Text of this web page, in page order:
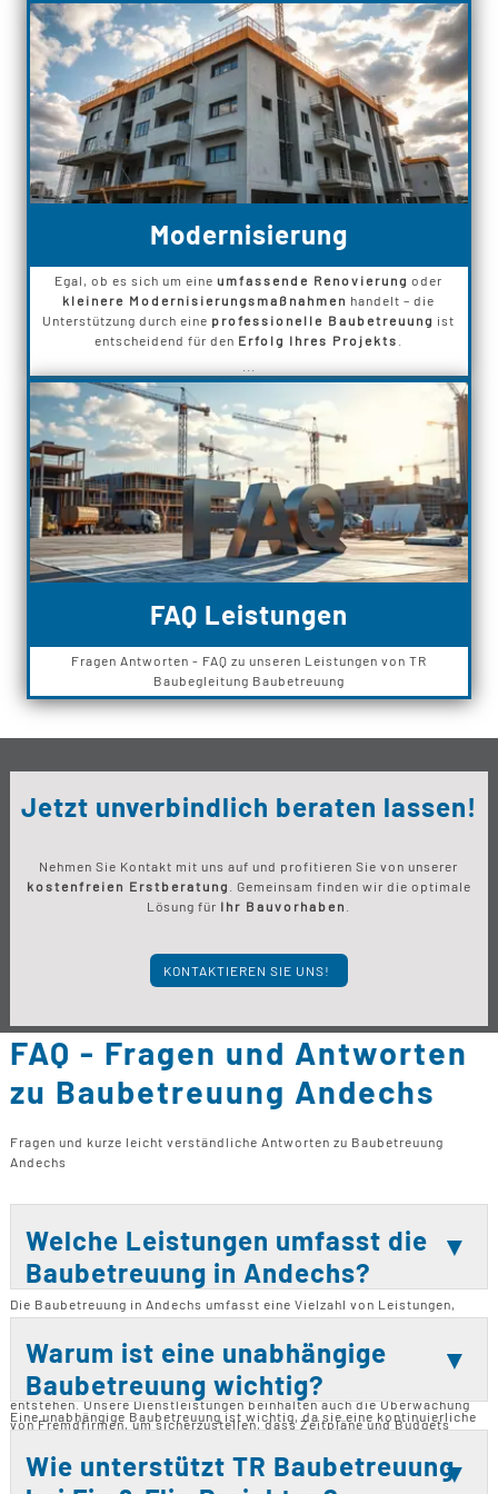
Modernisierung
Egal, ob es sich um eineumfassende Renovierung oder
kleinere Modernisierungsmaßnahmen handelt – die
Unterstützung durch eine professionelle Baubetreuung ist
entscheidend für den Erfolg Ihres Projekts
FAQ Leistungen
Fragen Antworten - FAQ zu unseren Leistungen von TR
Baubegleitung Baubetreuung
Jetzt unverbindlich beraten lassen!
Nehmen Sie Kontakt mit uns auf und profitieren Sie von unserer
kostenfreien Erstberatung
. Gemeinsam finden wir die optimale
Lösung für Ihr Bauvorhaben
KONTAKTIEREN SIE UNS!
FAQ - Fragen und Antworten
zu Baubetreuung Andechs
Fragen und kurze leicht verständliche Antworten zu Baubetreuung
Andechs
Welche Leistungen umfasst die
Baubetreuung in Andechs?
Die Baubetreuung in Andechs umfasst eine Vielzahl von Leistungen,
Umbauten. Zusätzlich bieten wir Bauberatungen und Kaufberatungen an.
Wir arbeiten eng mit Architekten zusammen, um sicherzustellen, dass
Ihr Bauvorhaben reibungslos verläuft und keine unerwarteten Kosten
entstehen. Unsere Dienstleistungen beinhalten auch die Überwachung
von Fremdfirmen, um sicherzustellen, dass Zeitpläne und Budgets
um Ihr Projekt im Rahmen des Budgets zu halten. Unsere umfassende
Betreuung sorgt für eine erfolgreiche Umsetzung Ihres Bauprojekts.
Warum ist eine unabhängige
Baubetreuung wichtig?
Eine unabhängige Baubetreuung ist wichtig, da sie eine kontinuierliche
dafür, dass alle Phasen eines Bauprojekts professionell begleitet und
kontrolliert werden. Dadurch werden Risiken frühzeitig erkannt und
Wie unterstützt TR Baubetreuung